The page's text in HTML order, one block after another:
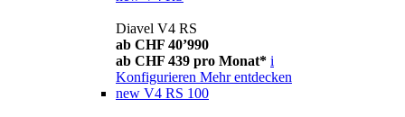
Diavel V4 RS
ab CHF 40’990
ab CHF 439 pro Monat* i
Konfigurieren Mehr entdecken
new V4 RS 100